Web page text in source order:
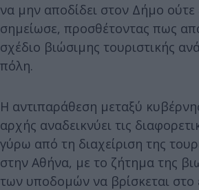
να μην αποδίδει στον Δήμο ούτε
σημείωσε, προσθέτοντας πως
σχέδιο βιώσιμης τουριστικής
πόλη.
Η αντιπαράθεση μεταξύ
αρχής αναδεικνύει τις
γύρω από τη διαχείριση της
στην Αθήνα, με το ζήτημα της
των υποδομών να βρίσκεται στο